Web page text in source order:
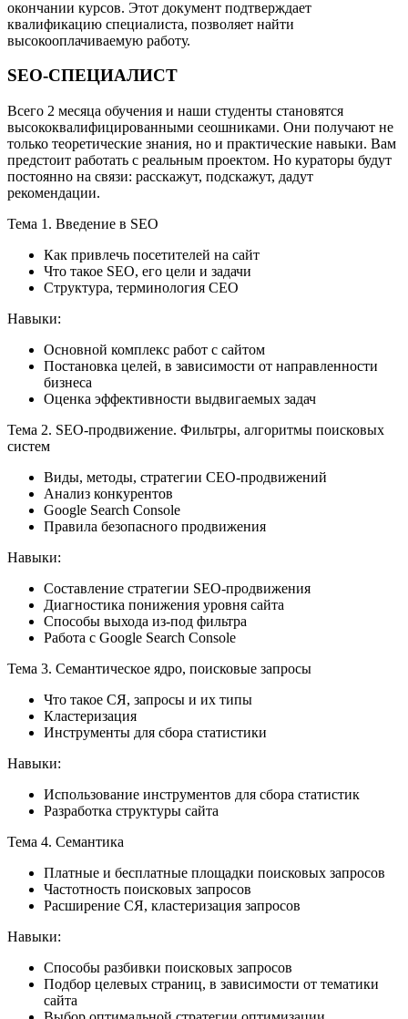
окончании курсов. Этот документ подтверждает
квалификацию специалиста, позволяет найти
высокооплачиваемую работу.
SEO-СПЕЦИАЛИСТ
Всего 2 месяца обучения и наши студенты становятся
высококвалифицированными сеошниками. Они получают не
только теоретические знания, но и практические навыки. Вам
предстоит работать с реальным проектом. Но кураторы будут
постоянно на связи: расскажут, подскажут, дадут
рекомендации.
Тема 1. Введение в SEO
Как привлечь посетителей на сайт
Что такое SEO, его цели и задачи
Структура, терминология СЕО
Навыки:
Основной комплекс работ с сайтом
Постановка целей, в зависимости от направленности
бизнеса
Оценка эффективности выдвигаемых задач
Тема 2. SEO-продвижение. Фильтры, алгоритмы поисковых
систем
Виды, методы, стратегии СЕО-продвижений
Анализ конкурентов
Google Search Console
Правила безопасного продвижения
Навыки:
Составление стратегии SEO-продвижения
Диагностика понижения уровня сайта
Способы выхода из-под фильтра
Работа с Google Search Console
Тема 3. Семантическое ядро, поисковые запросы
Что такое СЯ, запросы и их типы
Кластеризация
Инструменты для сбора статистики
Навыки:
Использование инструментов для сбора статистик
Разработка структуры сайта
Тема 4. Семантика
Платные и бесплатные площадки поисковых запросов
Частотность поисковых запросов
Расширение СЯ, кластеризация запросов
Навыки:
Способы разбивки поисковых запросов
Подбор целевых страниц, в зависимости от тематики
сайта